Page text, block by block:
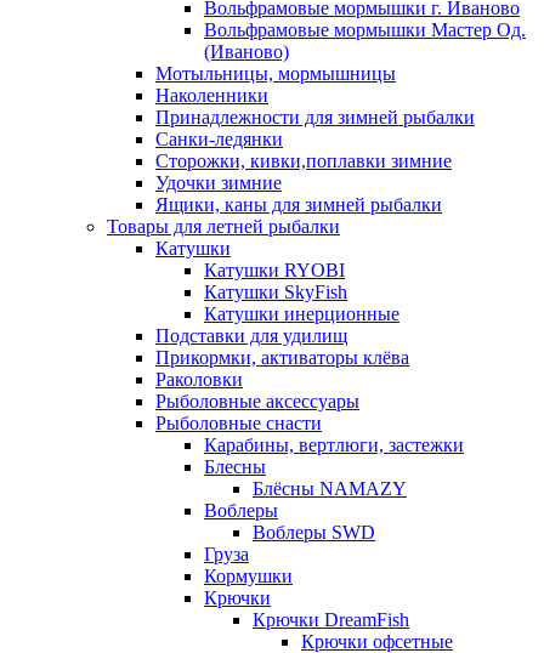
Вольфрамовые мормышки г. Иваново
Вольфрамовые мормышки Мастер Од.
(Иваново)
Мотыльницы, мормышницы
Наколенники
Принадлежности для зимней рыбалки
Санки-ледянки
Сторожки, кивки,поплавки зимние
Удочки зимние
Ящики, каны для зимней рыбалки
Товары для летней рыбалки
Катушки
Катушки RYOBI
Катушки SkyFish
Катушки инерционные
Подставки для удилищ
Прикормки, активаторы клёва
Раколовки
Рыболовные аксессуары
Рыболовные снасти
Карабины, вертлюги, застежки
Блесны
Блёсны NAMAZY
Воблеры
Воблеры SWD
Груза
Кормушки
Крючки
Крючки DreamFish
Крючки офсетные